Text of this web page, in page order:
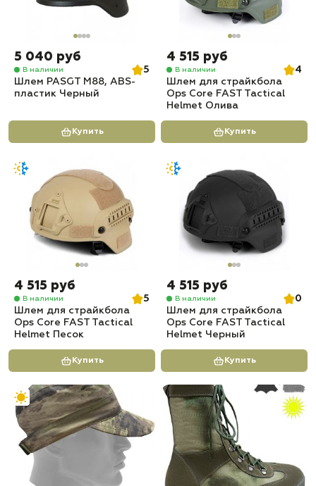
5 040 руб
В наличии
5
Шлем PASGT M88, ABS-
пластик Черный
Купить
4 515 руб
В наличии
4
Шлем для страйкбола
Ops Core FAST Tactical
Helmet Олива
Купить
4 515 руб
В наличии
5
Шлем для страйкбола
Ops Core FAST Tactical
Helmet Песок
Купить
4 515 руб
В наличии
0
Шлем для страйкбола
Ops Core FAST Tactical
Helmet Черный
Купить